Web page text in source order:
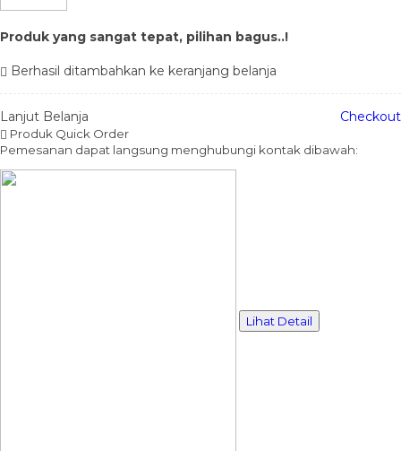
Produk yang sangat tepat, pilihan bagus..!
Berhasil ditambahkan ke keranjang belanja
Lanjut Belanja Checkout
Produk Quick Order
Pemesanan dapat langsung menghubungi kontak dibawah:
Lihat Detail